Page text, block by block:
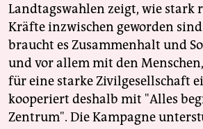
Landtagswahlen zeigt, wie stark
Kräfte inzwischen geworden
braucht es Zusammenhalt und
und vor allem mit den
für eine starke Zivilgesellschaft
kooperiert deshalb mit "Alles
Zentrum". Die Kampagne